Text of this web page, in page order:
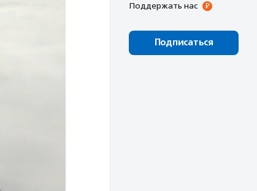
Поддержать нас
Подписаться